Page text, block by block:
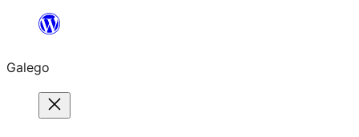
Saltar
contido
Galego